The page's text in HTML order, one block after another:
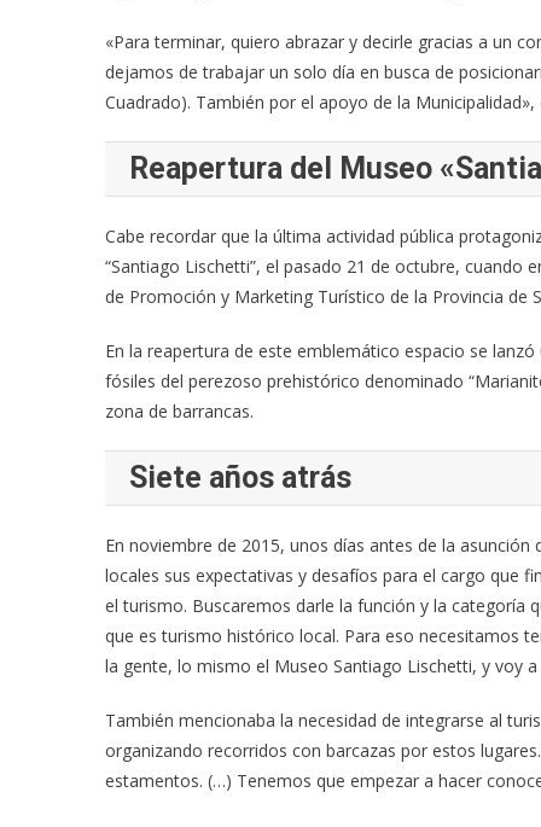
«Para terminar, quiero abrazar y decirle gracias a un
dejamos de trabajar un solo día en busca de
Cuadrado). También por el apoyo de la
Reapertura del Museo
Cabe recordar que la última actividad pública
“Santiago Lischetti”, el pasado 21 de octubre, cuando
de Promoción y Marketing Turístico de la Provincia de
En la reapertura de este emblemático espacio se
fósiles del perezoso prehistórico denominado
zona de barrancas.
Siete años atrás
En noviembre de 2015, unos días antes de la
locales sus expectativas y desafíos para el cargo que
el turismo. Buscaremos darle la función y la categoría
que es turismo histórico local. Para eso necesitamos
la gente, lo mismo el Museo Santiago Lischetti, y voy
También mencionaba la necesidad de integrarse al
organizando recorridos con barcazas por estos
estamentos. (…) Tenemos que empezar a hacer